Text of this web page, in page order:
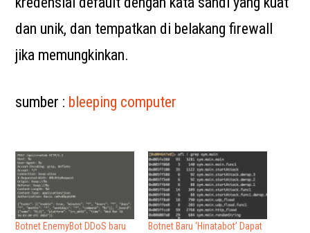
dan unik, dan tempatkan di belakang firewall
jika memungkinkan.
sumber : bleeping computer
Botnet EnemyBot DDoS baru
Botnet Baru ‘Hinatabot’ Dapat